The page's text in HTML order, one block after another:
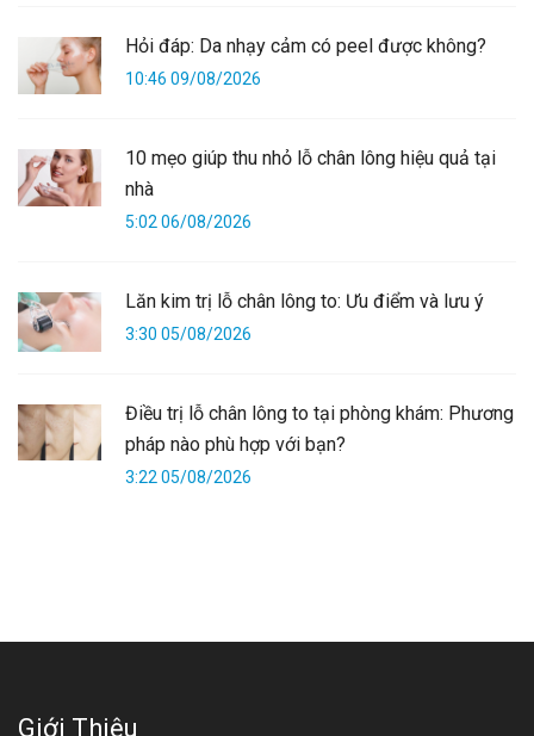
Hỏi đáp: Da nhạy cảm có peel được không?
10:46 09/08/2026
10 mẹo giúp thu nhỏ lỗ chân lông hiệu quả tại
nhà
5:02 06/08/2026
Lăn kim trị lỗ chân lông to: Ưu điểm và lưu ý
3:30 05/08/2026
Điều trị lỗ chân lông to tại phòng khám: Phương
pháp nào phù hợp với bạn?
3:22 05/08/2026
Giới Thiệu